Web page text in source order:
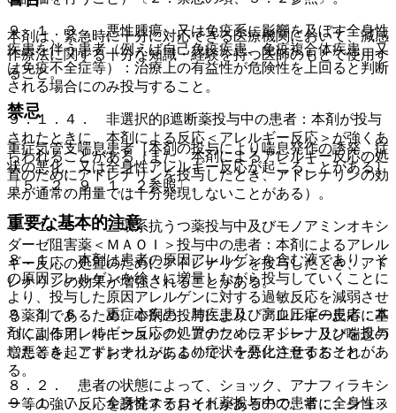
９．１．３． 悪性腫瘍、又は免疫系に影響を及ぼす全身性
疾患を伴う患者（例えば自己免疫疾患、免疫複合体疾患、又
は免疫不全症等）：治療上の有益性が危険性を上回ると判断
される場合にのみ投与すること。
９．１．４． 非選択的β遮断薬投与中の患者：本剤が投与
されたときに、本剤による反応＜アレルギー反応＞が強くあ
らわれることがある（また、本剤によるアレルギー反応の処
置のためにアドレナリンを投与したとき、アドレナリンの効
果が通常の用量では十分発現しないことがある）。
９．１．５． 三環系抗うつ薬投与中及びモノアミンオキシ
ダーゼ阻害薬＜ＭＡＯＩ＞投与中の患者：本剤によるアレル
ギー反応の処置のためにアドレナリンを投与したとき、アド
レナリンの効果が増強されることがある。
９．１．６． 重症心疾患、肺疾患及び高血圧症の患者：本
剤によるアレルギー反応の処置のためにアドレナリンを投与
したとき、アドレナリンにより症状を悪化させるおそれがあ
る。
９．１．７． 全身性ステロイド薬投与中の患者：全身性ス
本剤は、緊急時に十分に対応できる医療機関において、減感
作療法に関する十分な知識・経験を持つ医師のもとで使用す
ること。
禁忌
重症気管支喘息患者［本剤の投与により喘息発作の誘発、症
状の悪化、又は全身性アレルギー反応が起こることがある］
〔５．２、９．１．２参照〕。
重要な基本的注意
８．１． 本剤は患者の原因アレルゲンを含む液であり、そ
の原因アレルゲンを徐々に増量しながら投与していくことに
より、投与した原因アレルゲンに対する過敏反応を減弱させ
る薬剤であるため、本剤の投与により、アレルギー反応に基
づく副作用、特にショック、アナフィラキシー、及び喘息の
増悪等を起こすおそれがあるので、十分に注意すること。
８．２． 患者の状態によって、ショック、アナフィラキシ
ー等の強い反応を誘発するおそれがあるので、常に、ショッ